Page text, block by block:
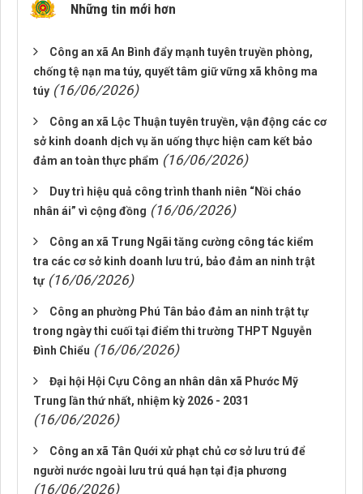
Những tin mới hơn
Công an xã An Bình đẩy mạnh tuyên truyền phòng,
chống tệ nạn ma túy, quyết tâm giữ vững xã không ma
túy (16/06/2026)
Công an xã Lộc Thuận tuyên truyền, vận động các cơ
sở kinh doanh dịch vụ ăn uống thực hiện cam kết bảo
đảm an toàn thực phẩm (16/06/2026)
Duy trì hiệu quả công trình thanh niên “Nồi cháo
nhân ái” vì cộng đồng (16/06/2026)
Công an xã Trung Ngãi tăng cường công tác kiểm
tra các cơ sở kinh doanh lưu trú, bảo đảm an ninh trật
tự (16/06/2026)
Công an phường Phú Tân bảo đảm an ninh trật tự
trong ngày thi cuối tại điểm thi trường THPT Nguyễn
Đình Chiểu (16/06/2026)
Đại hội Hội Cựu Công an nhân dân xã Phước Mỹ
Trung lần thứ nhất, nhiệm kỳ 2026 - 2031
(16/06/2026)
Công an xã Tân Quới xử phạt chủ cơ sở lưu trú để
người nước ngoài lưu trú quá hạn tại địa phương
(16/06/2026)